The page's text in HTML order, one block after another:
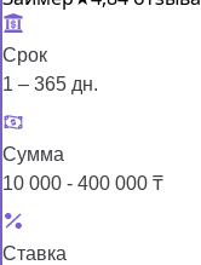
Срок
1 – 365 дн.
Сумма
10 000 - 400 000 ₸
Ставка